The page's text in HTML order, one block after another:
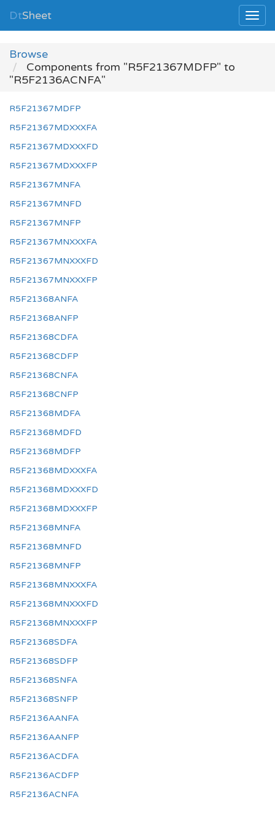
DtSheet
Browse
Components from "R5F21367MDFP" to
"R5F2136ACNFA"
R5F21367MDFP
R5F21367MDXXXFA
R5F21367MDXXXFD
R5F21367MDXXXFP
R5F21367MNFA
R5F21367MNFD
R5F21367MNFP
R5F21367MNXXXFA
R5F21367MNXXXFD
R5F21367MNXXXFP
R5F21368ANFA
R5F21368ANFP
R5F21368CDFA
R5F21368CDFP
R5F21368CNFA
R5F21368CNFP
R5F21368MDFA
R5F21368MDFD
R5F21368MDFP
R5F21368MDXXXFA
R5F21368MDXXXFD
R5F21368MDXXXFP
R5F21368MNFA
R5F21368MNFD
R5F21368MNFP
R5F21368MNXXXFA
R5F21368MNXXXFD
R5F21368MNXXXFP
R5F21368SDFA
R5F21368SDFP
R5F21368SNFA
R5F21368SNFP
R5F2136AANFA
R5F2136AANFP
R5F2136ACDFA
R5F2136ACDFP
R5F2136ACNFA